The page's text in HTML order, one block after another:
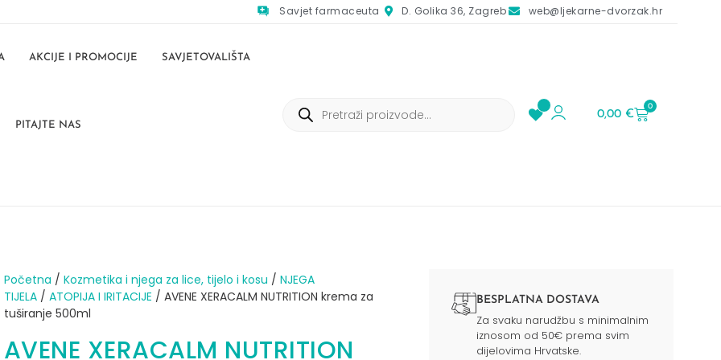
Savjet farmaceuta D. Golika 36, Zagreb web@ljekarne-dvorzak.hr
AKCIJE I PROMOCIJE SAVJETOVALIŠTA
PITAJTE NAS
0,00€
0
Početna / Kozmetika i njega za lice, tijelo i kosu / NJEGA
TIJELA/ ATOPIJA I IRITACIJE / AVENE XERACALM NUTRITION krema za
tuširanje 500ml
AVENE XERACALM NUTRITION
BESPLATNA DOSTAVA
Za svaku narudžbu s minimalnim
iznosom od 50€ prema svim
dijelovima Hrvatske.